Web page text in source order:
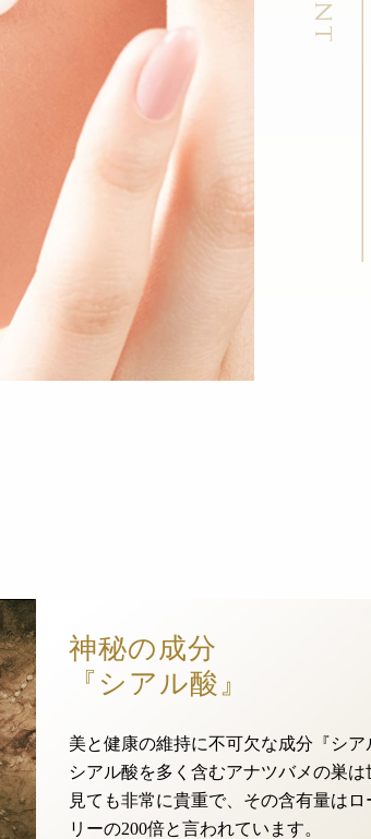
神秘の成分
『シアル酸』
美と健康の維持に不可欠な成分『シア
シアル酸を多く含むアナツバメの巣は
見ても非常に貴重で、その含有量はロ
リーの200倍と言われています。